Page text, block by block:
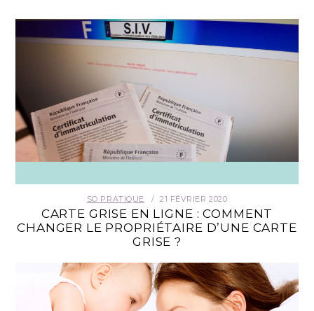
SO PRATIQUE 21 FÉVRIER 2020
CARTE GRISE EN LIGNE : COMMENT
CHANGER LE PROPRIÉTAIRE D’UNE CARTE
GRISE ?